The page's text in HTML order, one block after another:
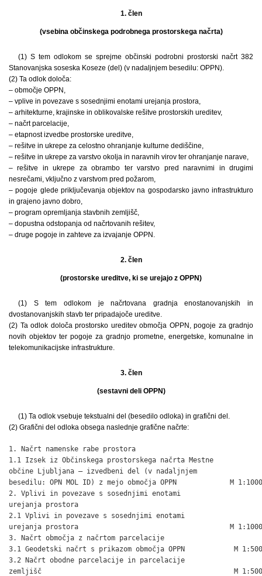
1. člen
(vsebina občinskega podrobnega prostorskega načrta)
(1) S tem odlokom se sprejme občinski podrobni prostorski načrt 382
Stanovanjska soseska Koseze (del) (v nadaljnjem besedilu: OPPN).
(2) Ta odlok določa:
– območje OPPN,
– vplive in povezave s sosednjimi enotami urejanja prostora,
– arhitekturne, krajinske in oblikovalske rešitve prostorskih ureditev,
– načrt parcelacije,
– etapnost izvedbe prostorske ureditve,
– rešitve in ukrepe za celostno ohranjanje kulturne dediščine,
– rešitve in ukrepe za varstvo okolja in naravnih virov ter ohranjanje narave,
– rešitve in ukrepe za obrambo ter varstvo pred naravnimi in drugimi
nesrečami, vključno z varstvom pred požarom,
– pogoje glede priključevanja objektov na gospodarsko javno infrastrukturo
in grajeno javno dobro,
– program opremljanja stavbnih zemljišč,
– dopustna odstopanja od načrtovanih rešitev,
– druge pogoje in zahteve za izvajanje OPPN.
2. člen
(prostorske ureditve, ki se urejajo z OPPN)
(1) S tem odlokom je načrtovana gradnja enostanovanjskih in
dvostanovanjskih stavb ter pripadajoče ureditve.
(2) Ta odlok določa prostorsko ureditev območja OPPN, pogoje za gradnjo
novih objektov ter pogoje za gradnjo prometne, energetske, komunalne in
telekomunikacijske infrastrukture.
3. člen
(sestavni deli OPPN)
(1) Ta odlok vsebuje tekstualni del (besedilo odloka) in grafični del.
(2) Grafični del odloka obsega naslednje grafične načrte:
1. Načrt namenske rabe prostora
1.1 Izsek iz Občinskega prostorskega načrta Mestne
občine Ljubljana – izvedbeni del (v nadaljnjem
besedilu: OPN MOL ID) z mejo območja OPPN             M 1:1000
2. Vplivi in povezave s sosednjimi enotami
urejanja prostora
2.1 Vplivi in povezave s sosednjimi enotami
urejanja prostora                                     M 1:1000
3. Načrt območja z načrtom parcelacije
3.1 Geodetski načrt s prikazom območja OPPN            M 1:500
3.2 Načrt obodne parcelacije in parcelacije
zemljišč                                               M 1:500